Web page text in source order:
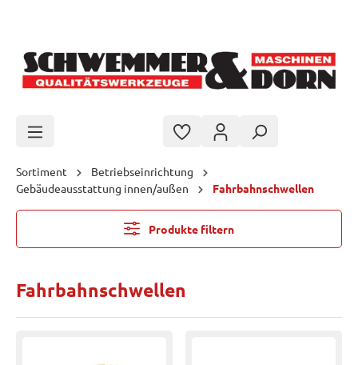
Sortiment
Betriebseinrichtung
Gebäudeausstattung innen/außen
Fahrbahnschwellen
Produkte filtern
Fahrbahnschwellen